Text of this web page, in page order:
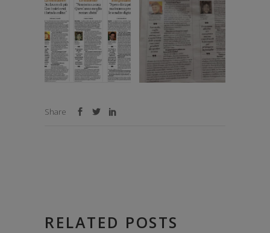
Share
RELATED POSTS